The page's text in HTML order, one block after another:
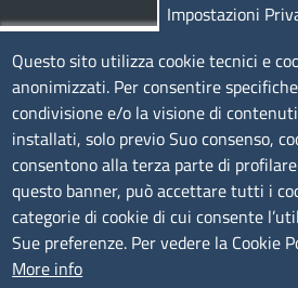
TRASPARENZA
Albo Online
Amministrazione trasparente
Bandi e concorsi
Segnalazioni Whistleblowing
Accessibilità
IBAN e pagamenti informatici
Impostazioni
Questo sito utilizza cookie tecnici e
anonimizzati. Per consentire
condivisione e/o la visione di
installati, solo previo Suo consenso,
consentono alla terza parte di
questo banner, può accettare tutti i
categorie di cookie di cui consente
Sue preferenze. Per vedere la Cookie
More info